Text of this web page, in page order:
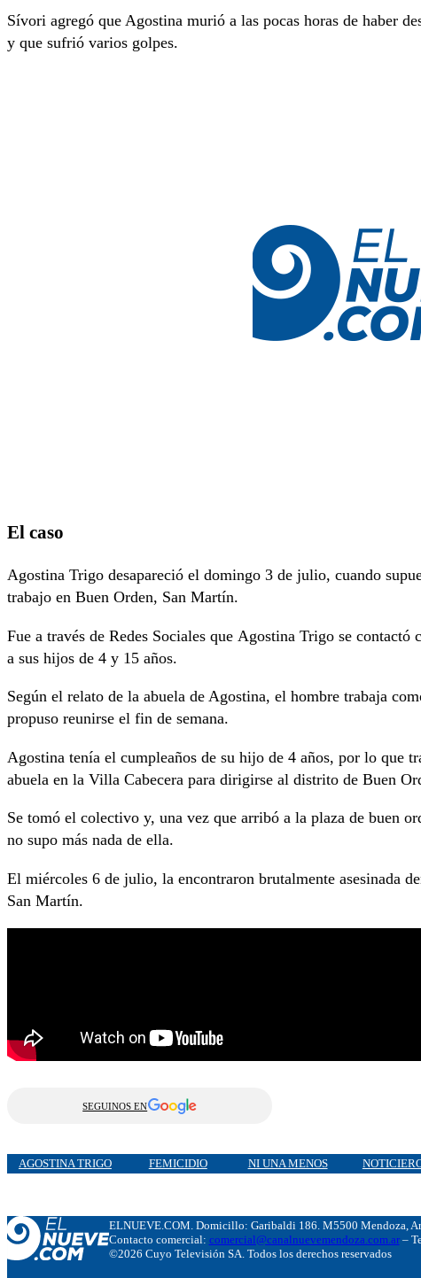
Sívori agregó que Agostina murió a las pocas horas de haber
y que sufrió varios golpes.
El caso
Agostina Trigo desapareció el domingo 3 de julio, cuando
trabajo en Buen Orden, San Martín.
Fue a través de Redes Sociales que Agostina Trigo se
a sus hijos de 4 y 15 años.
Según el relato de la abuela de Agostina, el hombre trabaja
propuso reunirse el fin de semana.
Agostina tenía el cumpleaños de su hijo de 4 años, por lo que
abuela en la Villa Cabecera para dirigirse al distrito de Buen
Se tomó el colectivo y, una vez que arribó a la plaza de buen
no supo más nada de ella.
El miércoles 6 de julio, la encontraron brutalmente asesinada
San Martín.
SEGUINOS EN
AGOSTINA TRIGO FEMICIDIO NI UNA MENOS
ELNUEVE.COM. Domicillo: Garibaldi 186. M5500 Mendoza,
Contacto comercial: comercial@canalnuevemendoza.com.ar–
©2026 Cuyo Televisión SA. Todos los derechos reservados